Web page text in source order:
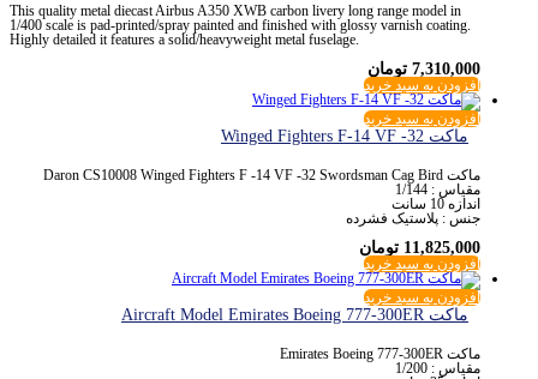
This quality metal diecast Airbus A350 XWB carbon livery long range model in
1/400 scale is pad-printed/spray painted and finished with glossy varnish coating.
Highly detailed it features a solid/heavyweight metal fuselage.
7,310,000 تومان
افزودن به سبد خرید
افزودن به سبد خرید
ماکت Winged Fighters F-14 VF -32
ماکت Daron CS10008 Winged Fighters F -14 VF -32 Swordsman Cag Bird
مقیاس : 1/144
اندازه 10 سانت
جنس : پلاستیک فشرده
11,825,000 تومان
افزودن به سبد خرید
افزودن به سبد خرید
ماکت Aircraft Model Emirates Boeing 777-300ER
ماکت Emirates Boeing 777-300ER
مقیاس : 1/200